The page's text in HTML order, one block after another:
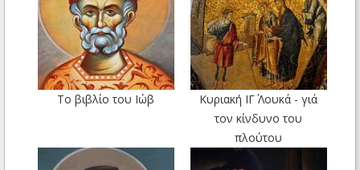
Το βιβλίο του Ιώβ
Κυριακή ΙΓ΄ Λουκά - γιά
τον κίνδυνο του
πλούτου